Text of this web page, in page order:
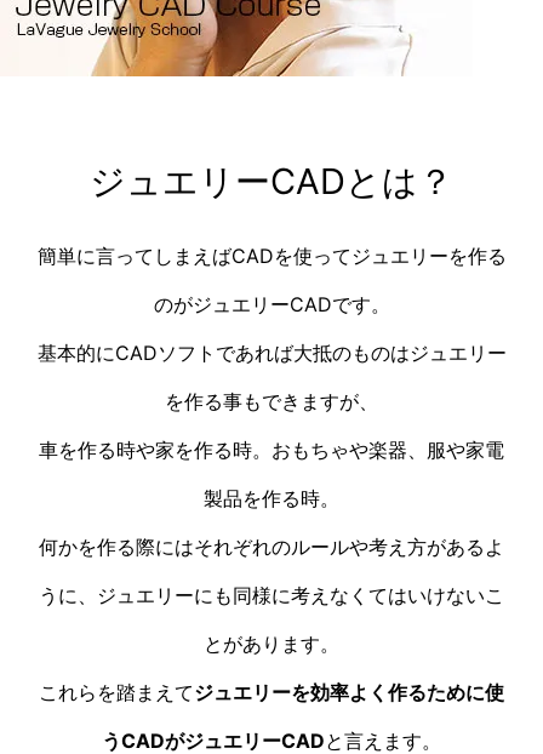
ジュエリーCADとは？
簡単に言ってしまえばCADを使ってジュエリーを作る
のがジュエリーCADです。
基本的にCADソフトであれば大抵のものはジュエリー
を作る事もできますが、
車を作る時や家を作る時。おもちゃや楽器、服や家電
製品を作る時。
何かを作る際にはそれぞれのルールや考え方があるよ
うに、ジュエリーにも同様に考えなくてはいけないこ
とがあります。
これらを踏まえてジュエリーを効率よく作るために使
うCADがジュエリーCADと言えます。